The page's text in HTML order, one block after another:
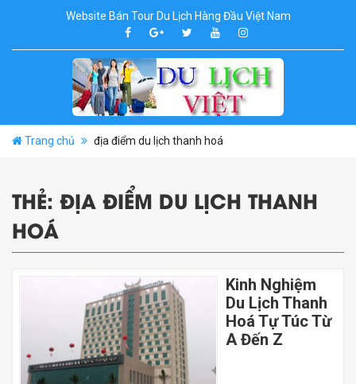
Website Bán Tour Du Lịch Hàng Đầu Việt Nam
Trang chủ địa điểm du lịch thanh hoá
THẺ: ĐỊA ĐIỂM DU LỊCH THANH
HOÁ
Kinh Nghiệm
Du Lịch Thanh
Hoá Tự Túc Từ
A Đến Z